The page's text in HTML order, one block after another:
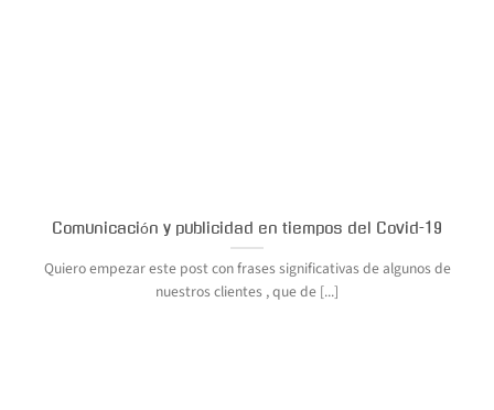
Comunicación y publicidad en tiempos del Covid-19
Quiero empezar este post con frases significativas de algunos de
nuestros clientes , que de [...]